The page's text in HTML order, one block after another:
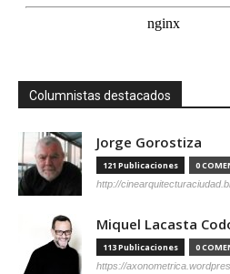
Columnistas destacados
Jorge Gorostiza
121 Publicaciones 0
http://
Miquel Lacasta
113 Publicaciones 0
https://